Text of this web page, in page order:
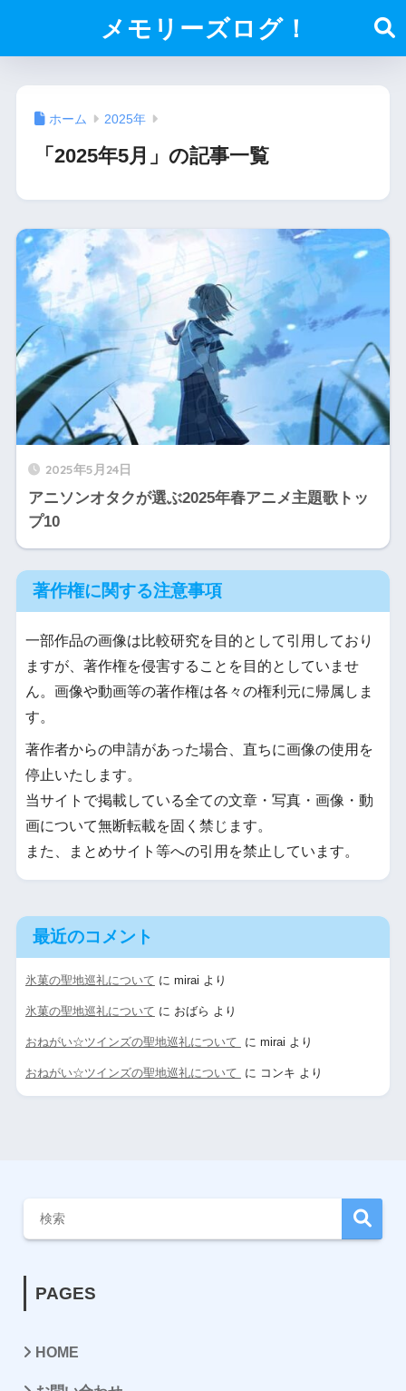
メモリーズログ！
ホーム 2025年
「2025年5月」の記事一覧
2025年5月24日
アニソンオタクが選ぶ2025年春アニメ主題歌トッ
プ10
著作権に関する注意事項
一部作品の画像は比較研究を目的として引用しており
ますが、著作権を侵害することを目的としていませ
ん。画像や動画等の著作権は各々の権利元に帰属しま
す。
著作者からの申請があった場合、直ちに画像の使用を
停止いたします。
当サイトで掲載している全ての文章・写真・画像・動
画について無断転載を固く禁じます。
また、まとめサイト等への引用を禁止しています。
最近のコメント
氷菓の聖地巡礼について に mirai より
氷菓の聖地巡礼について に おばら より
おねがい☆ツインズの聖地巡礼について に mirai より
おねがい☆ツインズの聖地巡礼について に コンキ より
PAGES
HOME